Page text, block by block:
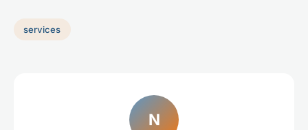
services
N